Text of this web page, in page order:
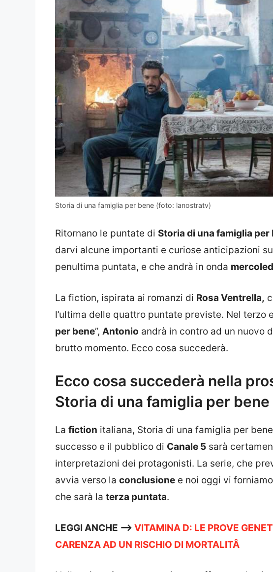
Storia di una famiglia per bene (foto: lanostratv)
Ritornano le puntate di Storia di una famiglia per
darvi alcune importanti e curiose anticipazioni
penultima puntata, e che andrà in onda
La fiction, ispirata ai romanzi di Rosa Ventrella,
l’ultima delle quattro puntate previste. Nel terzo
per bene”, Antonio andrà in contro ad un nuovo
brutto momento. Ecco cosa succederà.
Ecco cosa succederà nella
Storia di una famiglia per bene
La fiction italiana, Storia di una famiglia per
successo e il pubblico di Canale 5 sarà
interpretazioni dei protagonisti. La serie, che
avvia verso la conclusione e noi oggi vi
che sarà la terza puntata.
LEGGI ANCHE –> VITAMINA D: LE PROVE
CARENZA AD UN RISCHIO DI MORTALITÂ